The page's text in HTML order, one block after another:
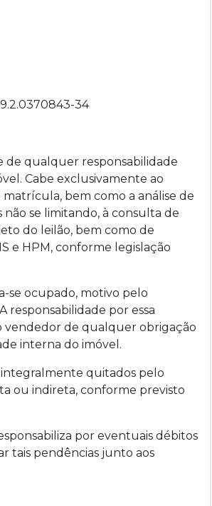
34
de qualquer responsabilidade
Cabe exclusivamente ao
bem como a análise de
se limitando, à consulta de
do leilão, bem como de
e HPM, conforme legislação
se ocupado, motivo pelo
responsabilidade por essa
vendedor de qualquer obrigação
interna do imóvel.
integralmente quitados pelo
ou indireta, conforme previsto
por eventuais débitos
tais pendências junto aos